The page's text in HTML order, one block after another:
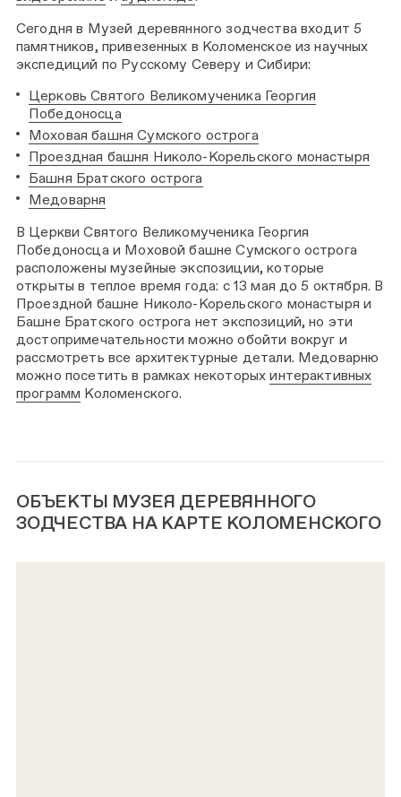
Сегодня в Музей деревянного зодчества входит 5
памятников, привезенных в Коломенское из научных
экспедиций по Русскому Северу и Сибири:
Церковь Святого Великомученика Георгия
Победоносца
Моховая башня Сумского острога
Проездная башня Николо-Корельского монастыря
Башня Братского острога
Медоварня
В Церкви Святого Великомученика Георгия
Победоносца и Моховой башне Сумского острога
расположены музейные экспозиции, которые
открыты в теплое время года: с 13 мая до 5 октября. В
Проездной башне Николо-Корельского монастыря и
Башне Братского острога нет экспозиций, но эти
достопримечательности можно обойти вокруг и
рассмотреть все архитектурные детали. Медоварню
можно посетить в рамках некоторыхинтерактивных
программ Коломенского.
ОБЪЕКТЫ МУЗЕЯ ДЕРЕВЯННОГО
ЗОДЧЕСТВА НА КАРТЕ КОЛОМЕНСКОГО